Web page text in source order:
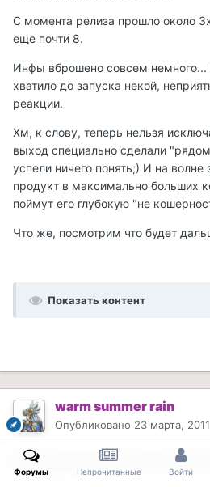
С момента релиза прошло около
еще почти 8.
Инфы вброшено совсем немного...
хватило до запуска некой,
реакции.
Хм, к слову, теперь нельзя
выход специально сделали
успели ничего понять;) И на волне
продукт в максимально больших
поймут его глубокую "не
Что же, посмотрим что будет
Показать контент
warm summer rain
Опубликовано 23 марта, 2011
А я предупреждал о возможности
Форумы Непрочитанные Войти